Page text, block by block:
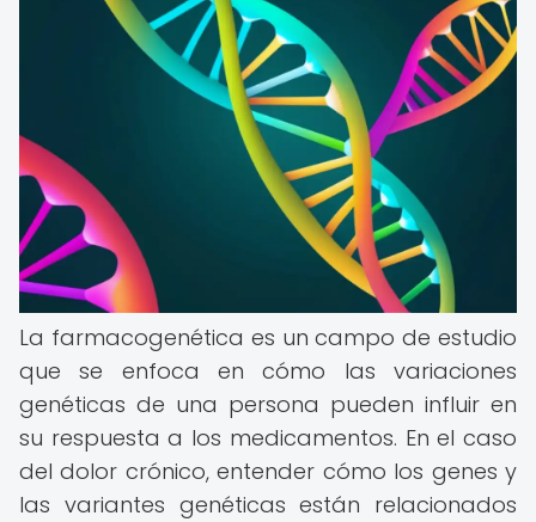
La farmacogenética es un campo de estudio
que se enfoca en cómo las variaciones
genéticas de una persona pueden influir en
su respuesta a los medicamentos. En el caso
del dolor crónico, entender cómo los genes y
las variantes genéticas están relacionados